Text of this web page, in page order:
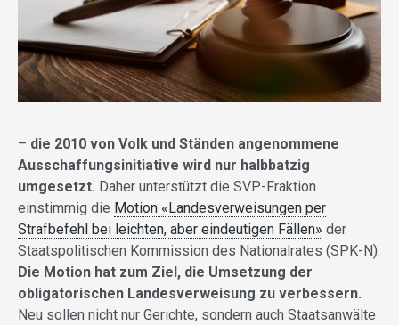
– die 2010 von Volk und Ständen angenommene
Ausschaffungsinitiative wird nur halbbatzig
umgesetzt. Daher unterstützt die SVP-Fraktion
einstimmig die Motion «Landesverweisungen per
Strafbefehl bei leichten, aber eindeutigen Fällen» der
Staatspolitischen Kommission des Nationalrates (SPK-N).
Die Motion hat zum Ziel, die Umsetzung der
obligatorischen Landesverweisung zu verbessern.
Neu sollen nicht nur Gerichte, sondern auch Staatsanwälte